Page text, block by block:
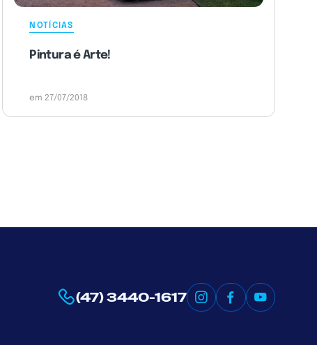
NOTÍCIAS
Pintura é Arte!
em 27/07/2018
(47) 3440-1617